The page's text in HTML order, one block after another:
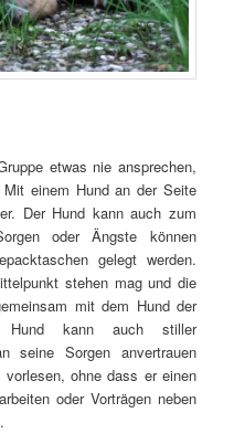
etwas nie ansprechen,
einem Hund an der Seite
Der Hund kann auch zum
oder Ängste können
gelegt werden.
stehen mag und die
mit dem Hund der
Hund kann auch stiller
seine Sorgen anvertrauen
ohne dass er einen
oder Vorträgen neben